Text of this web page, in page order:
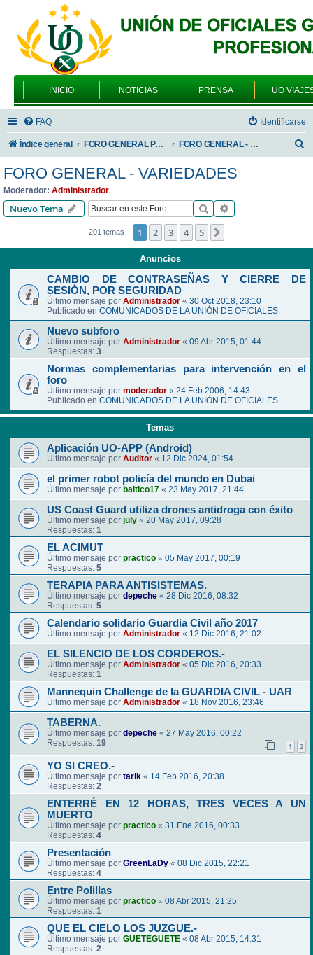
INICIO NOTICIAS PRENSA UO
FAQ Identificarse
Índice general FORO GENERAL PARA TODOS LOS USUARIOS FORO GENERAL - VARIEDADES
FORO GENERAL - VARIEDADES
Moderador: Administrador
Nuevo Tema Buscar
201 temas 1 2 3 4 5
Anuncios
CAMBIO DE CONTRASEÑAS Y CIERRE DE
SESIÓN, POR SEGURIDAD
Último mensaje por Administrador « 30 Oct 2018, 23:10
Publicado en COMUNICADOS DE LA UNIÓN DE OFICIALES
Nuevo subforo
Último mensaje por Administrador « 09 Abr 2015, 01:44
Respuestas: 3
Normas complementarias para intervención en el
foro
Último mensaje por moderador « 24 Feb 2006, 14:43
Publicado en COMUNICADOS DE LA UNIÓN DE OFICIALES
Temas
Aplicación UO-APP (Android)
Último mensaje por Auditor « 12 Dic 2024, 01:54
el primer robot policía del mundo en Dubai
Último mensaje por baltico17 « 23 May 2017, 21:44
US Coast Guard utiliza drones antidroga con éxito
Último mensaje por july « 20 May 2017, 09:28
Respuestas: 1
EL ACIMUT
Último mensaje por practico « 05 May 2017, 00:19
Respuestas: 5
TERAPIA PARA ANTISISTEMAS.
Último mensaje por depeche « 28 Dic 2016, 08:32
Respuestas: 5
Calendario solidario Guardia Civil año 2017
Último mensaje por Administrador « 12 Dic 2016, 21:02
EL SILENCIO DE LOS CORDEROS.-
Último mensaje por Administrador « 05 Dic 2016, 20:33
Respuestas: 1
Mannequin Challenge de la GUARDIA CIVIL - UAR
Último mensaje por Administrador « 18 Nov 2016, 23:46
TABERNA.
Último mensaje por depeche « 27 May 2016, 00:22
Respuestas: 19 1 2
YO SI CREO.-
Último mensaje por tarik « 14 Feb 2016, 20:38
Respuestas: 2
ENTERRÉ EN 12 HORAS, TRES VECES A UN
MUERTO
Último mensaje por practico « 31 Ene 2016, 00:33
Respuestas: 4
Presentación
Último mensaje por GreenLaDy « 08 Dic 2015, 22:21
Respuestas: 4
Entre Polillas
Último mensaje por practico « 08 Abr 2015, 21:25
Respuestas: 1
QUE EL CIELO LOS JUZGUE.-
Último mensaje por GUETEGUETE « 08 Abr 2015, 14:31
Respuestas: 2